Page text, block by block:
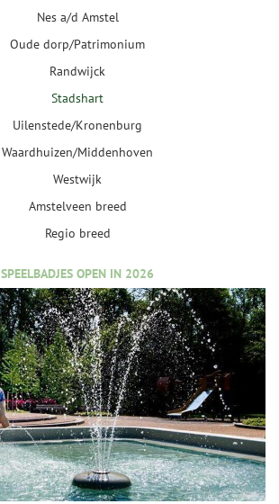
Nes a/d Amstel
Oude dorp/Patrimonium
Randwijck
Stadshart
Uilenstede/Kronenburg
Waardhuizen/Middenhoven
Westwijk
Amstelveen breed
Regio breed
SPEELBADJES OPEN IN 2026